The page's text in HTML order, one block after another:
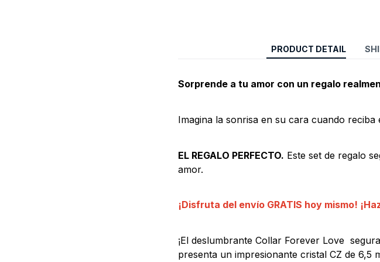
PRODUCT DETAIL
Sorprende a tu amor con un regalo
Imagina la sonrisa en su cara cuando reciba
EL REGALO PERFECTO. Este set de regalo
amor.
¡Disfruta del envío GRATIS hoy mismo!
¡El deslumbrante Collar Forever Love
presenta un impresionante cristal CZ de